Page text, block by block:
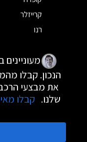
קרייזלר
רנו
הנכון. קבלו
את מבצעי
שלנו. קבלו